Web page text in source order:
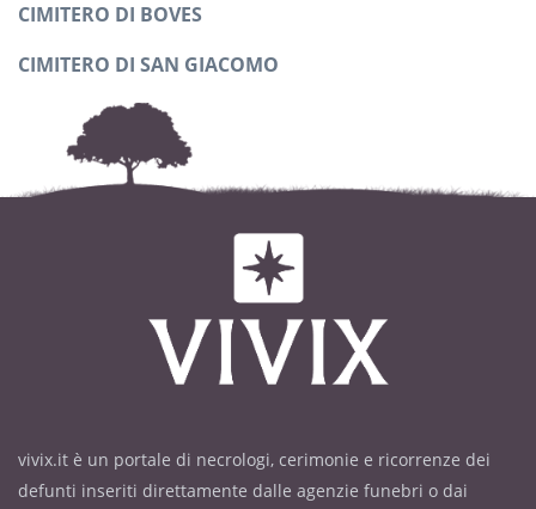
CIMITERO DI BOVES
CIMITERO DI SAN GIACOMO
vivix.it è un portale di necrologi, cerimonie e ricorrenze dei
defunti inseriti direttamente dalle agenzie funebri o dai